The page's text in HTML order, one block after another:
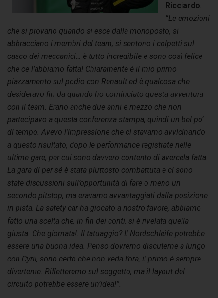
Ricciardo
“Le emozioni
che si provano quando si esce dalla monoposto, si
abbracciano i membri del team, si sentono i colpetti sul
casco dei meccanici… è tutto incredibile e sono così felice
che ce l’abbiamo fatta! Chiaramente è il mio primo
piazzamento sul podio con Renault ed è qualcosa che
desideravo fin da quando ho cominciato questa avventura
con il team. Erano anche due anni e mezzo che non
partecipavo a questa conferenza stampa, quindi un bel po’
di tempo. Avevo l’impressione che ci stavamo avvicinando
a questo risultato, dopo le performance registrate nelle
ultime gare, per cui sono davvero contento di avercela fatta.
La gara di per sé è stata piuttosto combattuta e ci sono
state discussioni sull’opportunità di fare o meno un
secondo pitstop, ma eravamo avvantaggiati dalla posizione
in pista. La safety car ha giocato a nostro favore, abbiamo
fatto una scelta che, in fin dei conti, si è rivelata quella
giusta. Che giornata!. Il tatuaggio? Il Nordschleife potrebbe
essere una buona idea. Penso dovremo discuterne a lungo
con Cyril, sono certo che non veda l’ora, il primo è sempre
divertente. Rifletteremo sul soggetto, ma il layout del
circuito potrebbe essere un’idea!”.